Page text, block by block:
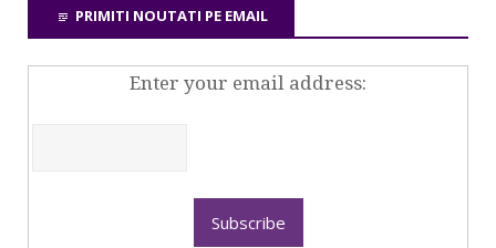
PRIMITI NOUTATI PE EMAIL
Enter your email address: